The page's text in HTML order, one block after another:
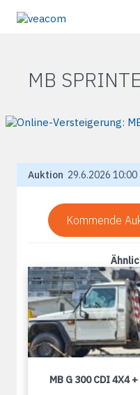
MB
Auktion 29.6.2026
Kommende
MB G 300 CDI 4X4